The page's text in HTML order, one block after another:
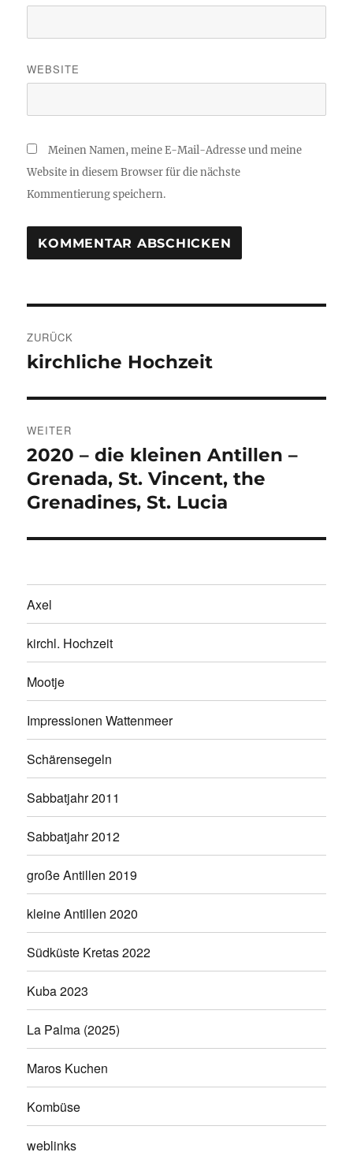
WEBSITE
Meinen Namen, meine E-Mail-Adresse und meine
Website in diesem Browser für die nächste
Kommentierung speichern.
ZURÜCK
Vorheriger
kirchliche Hochzeit
WEITER
Nächster
Beitrag:
2020 – die kleinen Antillen –
Grenada, St. Vincent, the
Grenadines, St. Lucia
Axel
kirchl. Hochzeit
Mootje
Impressionen Wattenmeer
Schärensegeln
Sabbatjahr 2011
Sabbatjahr 2012
große Antillen 2019
kleine Antillen 2020
Südküste Kretas 2022
Kuba 2023
La Palma (2025)
Maros Kuchen
Kombüse
weblinks